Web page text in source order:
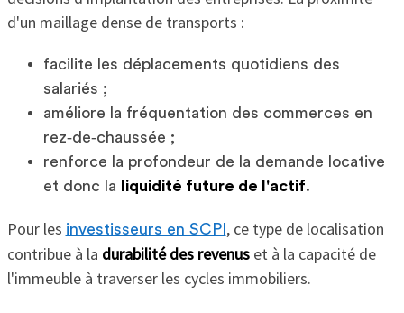
d'un maillage dense de transports :
facilite les déplacements quotidiens des
salariés ;
améliore la fréquentation des commerces en
rez‑de‑chaussée ;
renforce la profondeur de la demande locative
et donc la
liquidité future de l'actif.
Pour les investisseurs en SCPI , ce type de localisation
contribue à la durabilité des revenuset à la capacité de
l'immeuble à traverser les cycles immobiliers.